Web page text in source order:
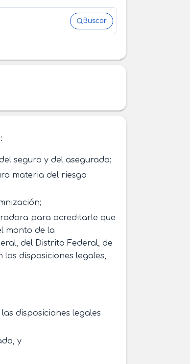
Buscar
seguro y del asegurado;
materia del riesgo
para acreditarle que
monto de la
del Distrito Federal, de
disposiciones legales,
disposiciones legales
y